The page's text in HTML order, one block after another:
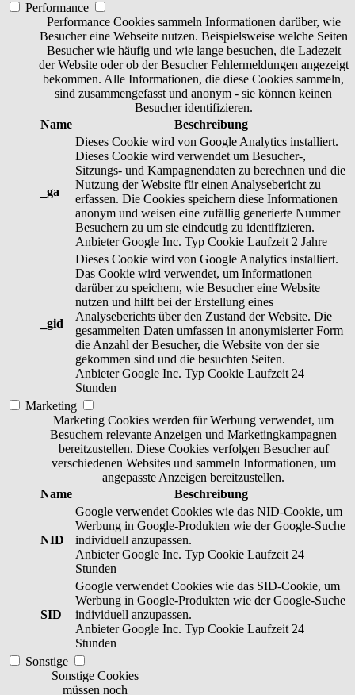
Performance
Performance Cookies sammeln Informationen darüber, wie
Besucher eine Webseite nutzen. Beispielsweise welche Seiten
Besucher wie häufig und wie lange besuchen, die Ladezeit
der Website oder ob der Besucher Fehlermeldungen angezeigt
bekommen. Alle Informationen, die diese Cookies sammeln,
sind zusammengefasst und anonym - sie können keinen
Besucher identifizieren.
Name
Beschreibung
_ga
Dieses Cookie wird von Google Analytics installiert.
Dieses Cookie wird verwendet um Besucher-,
Sitzungs- und Kampagnendaten zu berechnen und die
Nutzung der Website für einen Analysebericht zu
erfassen. Die Cookies speichern diese Informationen
anonym und weisen eine zufällig generierte Nummer
Besuchern zu um sie eindeutig zu identifizieren.
Anbieter Google Inc. Typ Cookie Laufzeit 2 Jahre
_gid
Dieses Cookie wird von Google Analytics installiert.
Das Cookie wird verwendet, um Informationen
darüber zu speichern, wie Besucher eine Website
nutzen und hilft bei der Erstellung eines
Analyseberichts über den Zustand der Website. Die
gesammelten Daten umfassen in anonymisierter Form
die Anzahl der Besucher, die Website von der sie
gekommen sind und die besuchten Seiten.
Anbieter Google Inc. Typ Cookie Laufzeit 24
Stunden
Marketing
Marketing Cookies werden für Werbung verwendet, um
Besuchern relevante Anzeigen und Marketingkampagnen
bereitzustellen. Diese Cookies verfolgen Besucher auf
verschiedenen Websites und sammeln Informationen, um
angepasste Anzeigen bereitzustellen.
Name
Beschreibung
NID
Google verwendet Cookies wie das NID-Cookie, um
Werbung in Google-Produkten wie der Google-Suche
individuell anzupassen.
Anbieter Google Inc. Typ Cookie Laufzeit 24
Stunden
SID
Google verwendet Cookies wie das SID-Cookie, um
Werbung in Google-Produkten wie der Google-Suche
individuell anzupassen.
Anbieter Google Inc. Typ Cookie Laufzeit 24
Stunden
Sonstige
Sonstige Cookies
müssen noch